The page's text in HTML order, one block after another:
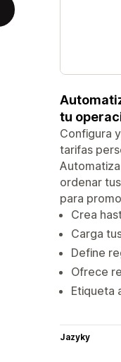
tu
Configura
tarifas
ordenar
para
Crea
Carga
Define
Ofrece
Etiqueta
Jazyky